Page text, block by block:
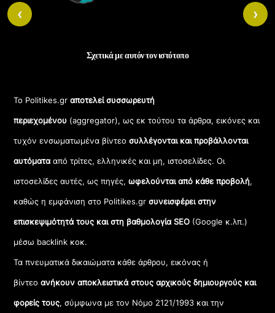
Σχετικά με αυτόν τον ιστότοπο
Το Politikes.grαποτελεί συσσωρευτή
περιεχομένου (aggregator), ως εκ τούτου τα άρθρα, εικόνες και
τυχόν ενσωματωμένα βίντεοσυλλέγονται και προβάλλονται
αυτόματααπό τρίτες, ελληνικές και μη, ιστοσελίδες. Οι
ιστοσελίδες αυτές, ως πηγές,ωφελούνται από κάθε προβολή,
καθώς η εμφάνιση στο Politikes.gr συνεισφέρει στην
επισκεψιμότητά τους και στη βαθμολογία SEO (Google κ.λπ.)
μέσω backlink κοκ.
Τα πνευματικά δικαιώματα κάθε άρθρου, εικόνας ή
βίντεοανήκουν αποκλειστικά στους αρχικούς δημιουργούς και
φορείς τους, σύμφωνα με τον Νόμο 2121/1993 και την
‹ ›